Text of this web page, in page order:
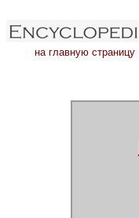
на главную страницу